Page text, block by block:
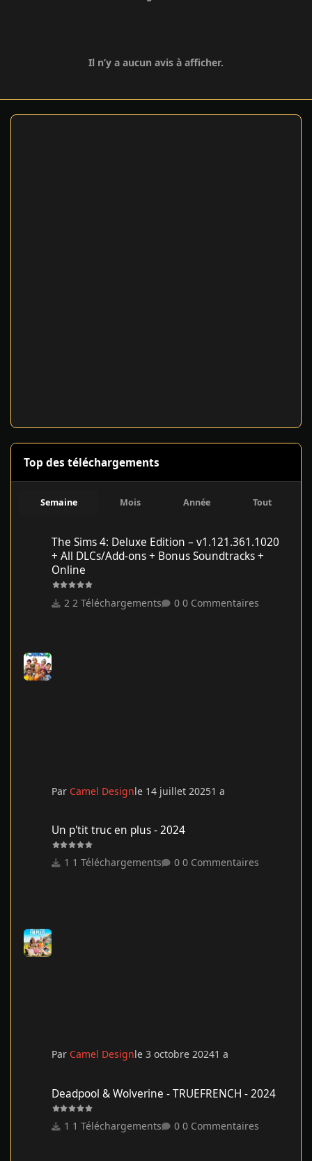
Il n’y a aucun avis à afficher.
Top des téléchargements
Semaine Mois Année Tout
The Sims 4: Deluxe Edition – v1.121.361.1020
+ All DLCs/Add-ons + Bonus Soundtracks +
Online
2 Téléchargements 0 Commentaires
Par Camel Designle 14 juillet 20251 a
Un p'tit truc en plus - 2024
1 Téléchargements 0 Commentaires
Par Camel Designle 3 octobre 20241 a
Deadpool & Wolverine - TRUEFRENCH - 2024
1 Téléchargements 0 Commentaires